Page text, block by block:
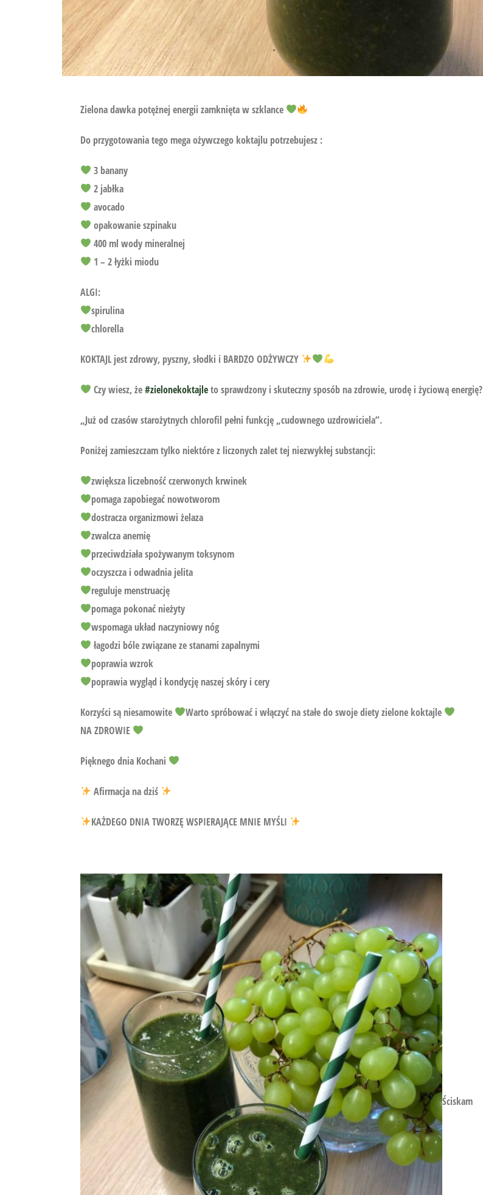
Zielona dawka potężnej energii zamknięta w szklance
Do przygotowania tego mega ożywczego koktajlu potrzebujesz :
3 banany
2 jabłka
avocado
opakowanie szpinaku
400 ml wody mineralnej
1 – 2 łyżki miodu
ALGI:
spirulina
chlorella
KOKTAJL jest zdrowy, pyszny, słodki i BARDZO ODŻYWCZY
Czy wiesz, że#zielonekoktajleto sprawdzony i skuteczny sposób na zdrowie, urodę i życiową energię?
„Już od czasów starożytnych chlorofil pełni funkcję „cudownego uzdrowiciela”.
Poniżej zamieszczam tylko niektóre z liczonych zalet tej niezwykłej substancji:
zwiększa liczebność czerwonych krwinek
pomaga zapobiegać nowotworom
dostracza organizmowi żelaza
zwalcza anemię
przeciwdziała spożywanym toksynom
oczyszcza i odwadnia jelita
reguluje menstruację
pomaga pokonać nieżyty
wspomaga układ naczyniowy nóg
łagodzi bóle związane ze stanami zapalnymi
poprawia wzrok
poprawia wygląd i kondycję naszej skóry i cery
Korzyści są niesamowite
Warto spróbować i włączyć na stałe do swoje diety zielone koktajle
NA ZDROWIE
Pięknego dnia Kochani
Afirmacja na dziś
KAŻDEGO DNIA TWORZĘ WSPIERAJĄCE MNIE MYŚLI
Ściskam